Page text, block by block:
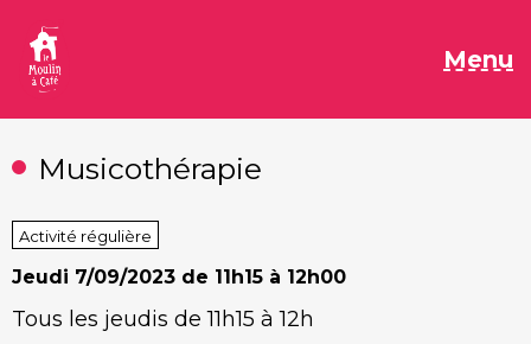
contenu
Menu
Musicothérapie
Activité régulière
Jeudi 7/09/2023 de 11h15 à 12h00
Tous les jeudis de 11h15 à 12h